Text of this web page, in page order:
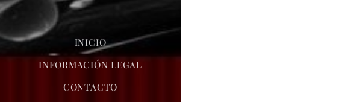
INICIO
INFORMACIÓN LEGAL
CONTACTO